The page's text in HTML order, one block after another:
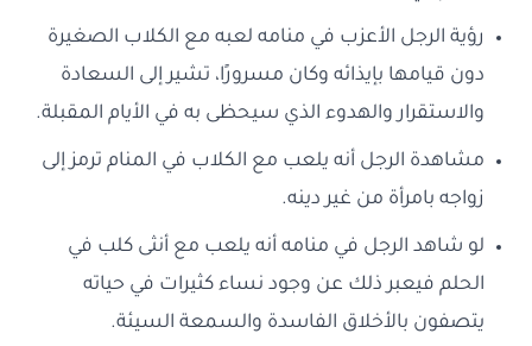
رؤية الرجل الأعزب في منامه لعبه مع الكلاب الصغيرة
دون قيامها بإيذائه وكان مسرورًا، تشير إلى السعادة
والاستقرار والهدوء الذي سيحظى به في الأيام المقبلة.
مشاهدة الرجل أنه يلعب مع الكلاب في المنام ترمز إلى
زواجه بامرأة من غير دينه.
لو شاهد الرجل في منامه أنه يلعب مع أنثى كلب في
الحلم فيعبر ذلك عن وجود نساء كثيرات في حياته
يتصفون بالأخلاق الفاسدة والسمعة السيئة.